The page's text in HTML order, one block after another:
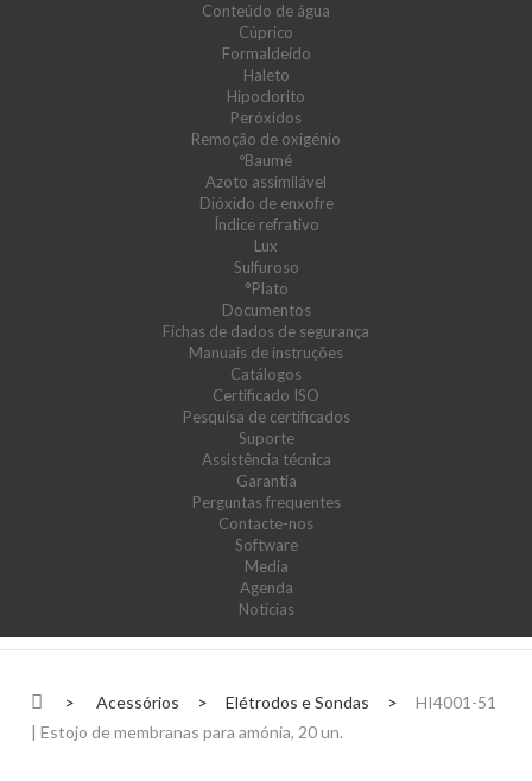
Conteúdo de água
Cúprico
Formaldeído
Haleto
Hipoclorito
Peróxidos
Remoção de oxigénio
ºBaumé
Azoto assimilável
Dióxido de enxofre
Índice refrativo
Lux
Sulfuroso
°Plato
Documentos
Fichas de dados de segurança
Manuais de instruções
Catálogos
Certificado ISO
Pesquisa de certificados
Suporte
Assistência técnica
Garantia
Perguntas frequentes
Contacte-nos
Software
Media
Agenda
Notícias
> Acessórios > Elétrodos e Sondas >
HI4001-51
| Estojo de membranas para amónia, 20 un.